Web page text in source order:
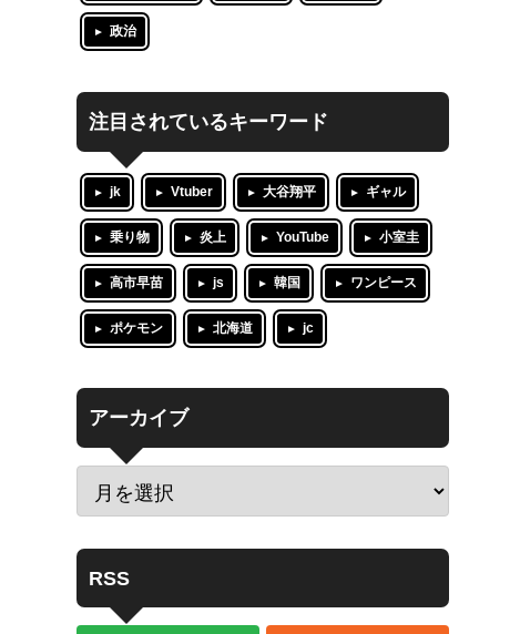
政治
注目されているキーワード
jk Vtuber 大谷翔平 ギャル
乗り物 炎上 YouTube 小室圭
高市早苗 js 韓国 ワンピース
ポケモン 北海道 jc
アーカイブ
RSS